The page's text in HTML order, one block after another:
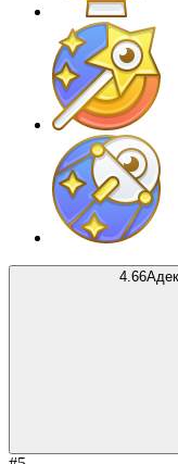
4.66